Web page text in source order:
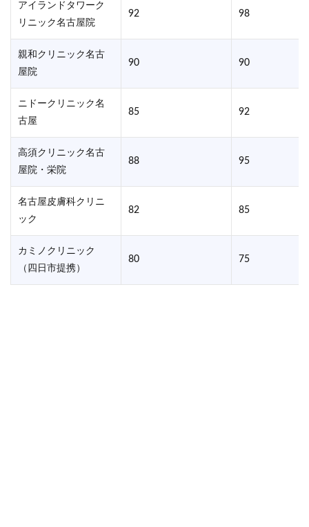
アイランドタワーク
リニック名古屋院
92 98
親和クリニック名古
屋院
90 90
ニドークリニック名
古屋
85 92
高須クリニック名古
屋院・栄院
88 95
名古屋皮膚科クリニ
ック
82 85
カミノクリニック
（四日市提携）
80 75